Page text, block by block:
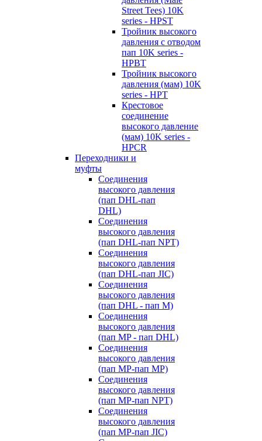
Street Tees) 10K
series - HPST
Тройник высокого
давления с отводом
пап 10K series -
HPBT
Тройник высокого
давления (мам) 10K
series - HPT
Крестовое
соединение
высокого давление
(мам) 10K series -
HPCR
Переходники и
муфты
Cоединения
высокого давления
(пап DHL-пап
DHL)
Соединения
высокого давления
(пап DHL-пап NPT)
Соединения
высокого давления
(пап DHL-пап JIC)
Cоединения
высокого давления
(пап DHL - пап M)
Cоединения
высокого давления
(пап MP - пап DHL)
Соединения
высокого давления
(пап MP-пап MP)
Соединения
высокого давления
(пап MP-пап NPT)
Соединения
высокого давления
(пап MP-пап JIC)